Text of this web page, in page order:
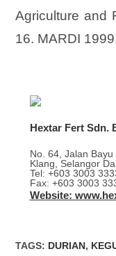
Agriculture and
16. MARDI
Hextar Fert Sdn.
No. 64, Jalan
Klang, Selangor
Tel: +603 3003
Fax: +603 3003
Website:
TAGS: DURIAN,